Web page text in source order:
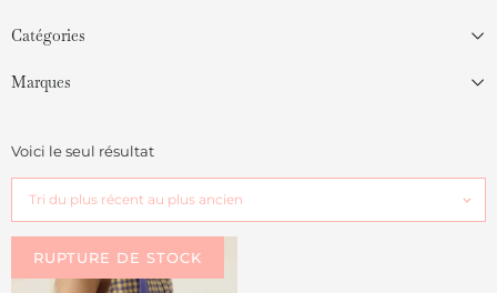
Catégories
Marques
Voici le seul résultat